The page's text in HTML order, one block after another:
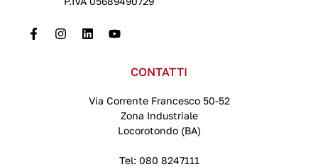
CONTATTI
Via Corrente Francesco 50-52
Zona Industriale
Locorotondo (BA)
Tel: 080 8247111